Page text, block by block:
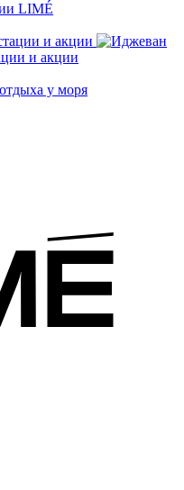
LIMÉ
и акции